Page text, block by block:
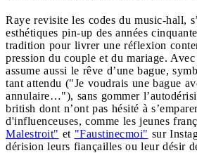
Raye revisite les codes du music-hall,
esthétiques pin-up des années
tradition pour livrer une réflexion
pression du couple et du mariage.
assume aussi le rêve d’une bague,
tant attendu ("Je voudrais une bague
annulaire…"), sans gommer
british dont n’ont pas hésité à
d'influenceuses, comme les jeunes
Malestroit" et "Faustinecmoi" sur
dérision leurs fiançailles ou leur désir